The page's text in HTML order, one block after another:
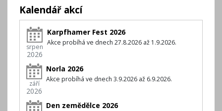
Kalendář akcí
srpen
2026
Karpfhamer Fest 2026
Akce probíhá ve dnech 27.8.2026 až 1.9.2026.
září
2026
Norla 2026
Akce probíhá ve dnech 3.9.2026 až 6.9.2026.
Den zemědělce 2026